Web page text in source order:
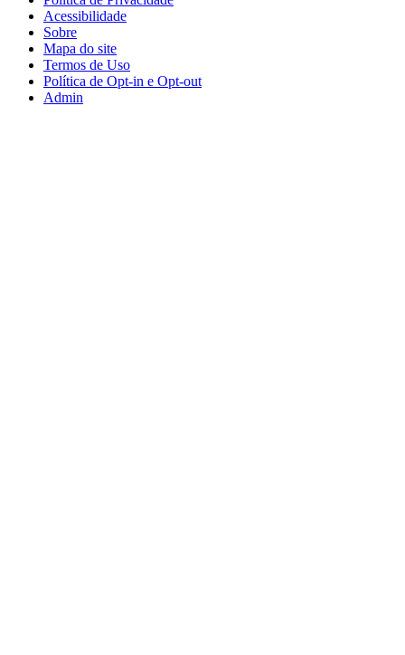
Acessibilidade
Sobre
Mapa do site
Termos de Uso
Política de Opt-in e Opt-out
Admin